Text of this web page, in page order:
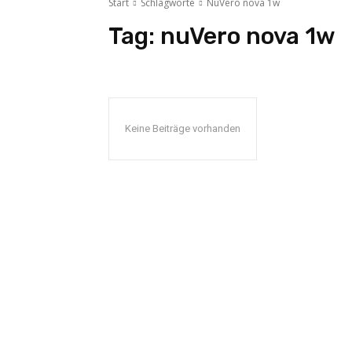
Start Schlagworte NuVero nova 1w
Tag: nuVero nova 1w
Keine Beiträge vorhanden